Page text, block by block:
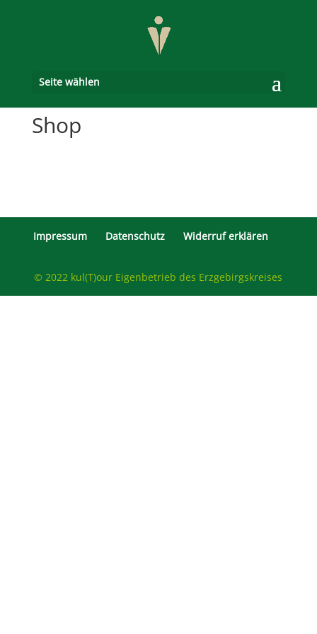
Seite wählen
Shop
Impressum Datenschutz Widerruf erklären
© 2022 kul(T)our Eigenbetrieb des Erzgebirgskreises